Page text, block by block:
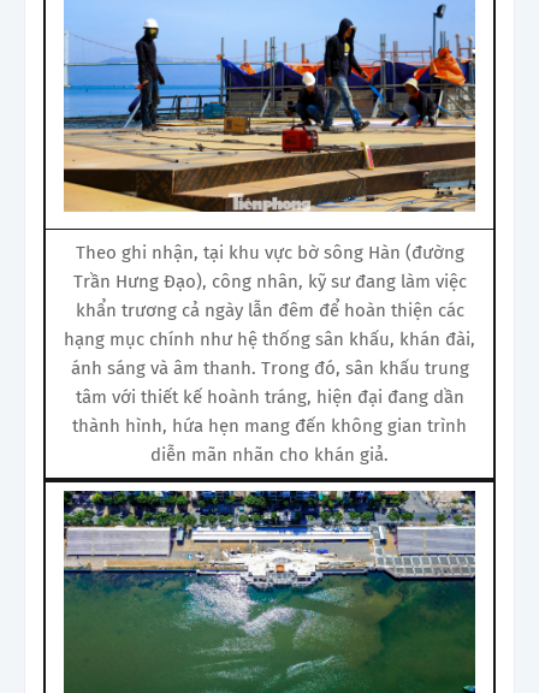
Theo ghi nhận, tại khu vực bờ sông Hàn (đường
Trần Hưng Đạo), công nhân, kỹ sư đang làm việc
khẩn trương cả ngày lẫn đêm để hoàn thiện các
hạng mục chính như hệ thống sân khấu, khán đài,
ánh sáng và âm thanh. Trong đó, sân khấu trung
tâm với thiết kế hoành tráng, hiện đại đang dần
thành hình, hứa hẹn mang đến không gian trình
diễn mãn nhãn cho khán giả.